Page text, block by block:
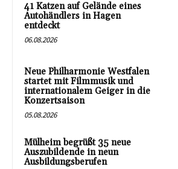
41 Katzen auf Gelände eines
Autohändlers in Hagen
entdeckt
06.08.2026
Neue Philharmonie Westfalen
startet mit Filmmusik und
internationalem Geiger in die
Konzertsaison
05.08.2026
Mülheim begrüßt 35 neue
Auszubildende in neun
Ausbildungsberufen